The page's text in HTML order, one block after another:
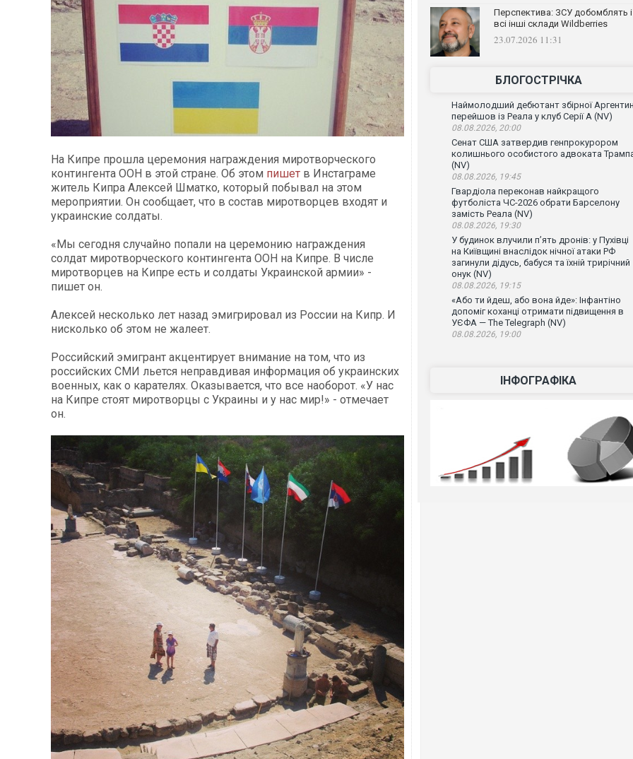
На Кипре прошла церемония награждения миротворческого
контингента ООН в этой стране. Об этом пишет в Инстаграме
житель Кипра Алексей Шматко, который побывал на этом
мероприятии. Он сообщает, что в состав миротворцев входят и
украинские солдаты.
«Мы сегодня случайно попали на церемонию награждения
солдат миротворческого контингента ООН на Кипре. В числе
миротворцев на Кипре есть и солдаты Украинской армии» -
пишет он.
Алексей несколько лет назад эмигрировал из России на Кипр. И
нисколько об этом не жалеет.
Российский эмигрант акцентирует внимание на том, что из
российских СМИ льется неправдивая информация об украинских
военных, как о карателях. Оказывается, что все наоборот. «У нас
на Кипре стоят миротворцы с Украины и у нас мир!» - отмечает
он.
Перспектива: ЗСУ добомблять і
всі інші склади Wildberries
23.07.2026 11:31
БЛОГОСТРІЧКА
Наймолодший дебютант збірної
перейшов із Реала у клуб Серії А (NV)
08.08.2026, 20:00
Сенат США затвердив генпрокурором
колишнього особистого адвоката
(NV)
08.08.2026, 19:45
Гвардіола переконав найкращого
футболіста ЧС-2026 обрати Барселону
замість Реала (NV)
08.08.2026, 19:30
У будинок влучили п’ять дронів: у Пухівці
на Київщині внаслідок нічної атаки РФ
загинули дідусь, бабуся та їхній трирічний
онук (NV)
08.08.2026, 19:15
«Або ти йдеш, або вона йде»: Інфантіно
допоміг коханці отримати підвищення в
УЄФА — The Telegraph (NV)
08.08.2026, 19:00
ІНФОГРАФІКА